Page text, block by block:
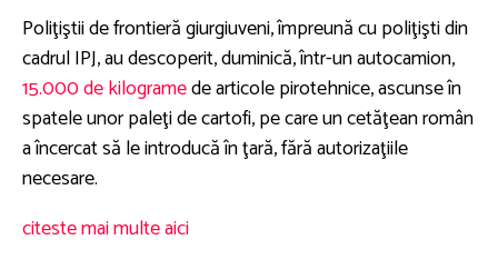
Poliţiştii de frontieră giurgiuveni, împreună cu poliţişti din
cadrul IPJ, au descoperit, duminică, într-un autocamion,
15.000 de kilogramede articole pirotehnice, ascunse în
spatele unor paleţi de cartofi, pe care un cetăţean român
a încercat să le introducă în ţară, fără autorizaţiile
necesare.
citeste mai multe aici